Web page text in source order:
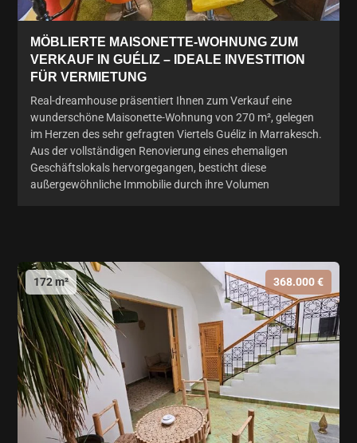
MÖBLIERTE MAISONETTE-WOHNUNG ZUM
VERKAUF IN GUÉLIZ – IDEALE INVESTITION
FÜR VERMIETUNG
Real-dreamhouse präsentiert Ihnen zum Verkauf eine
wunderschöne Maisonette-Wohnung von 270 m², gelegen
im Herzen des sehr gefragten Viertels Guéliz in Marrakesch.
Aus der vollständigen Renovierung eines ehemaligen
Geschäftslokals hervorgegangen, besticht diese
außergewöhnliche Immobilie durch ihre Volumen
172 m² 368.000 €